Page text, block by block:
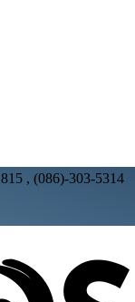
, (086)-303-